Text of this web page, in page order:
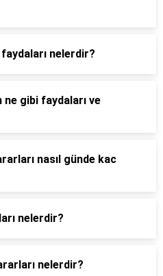
nelerdir?
gibi faydaları ve
nasıl günde kac
nelerdir?
nelerdir?